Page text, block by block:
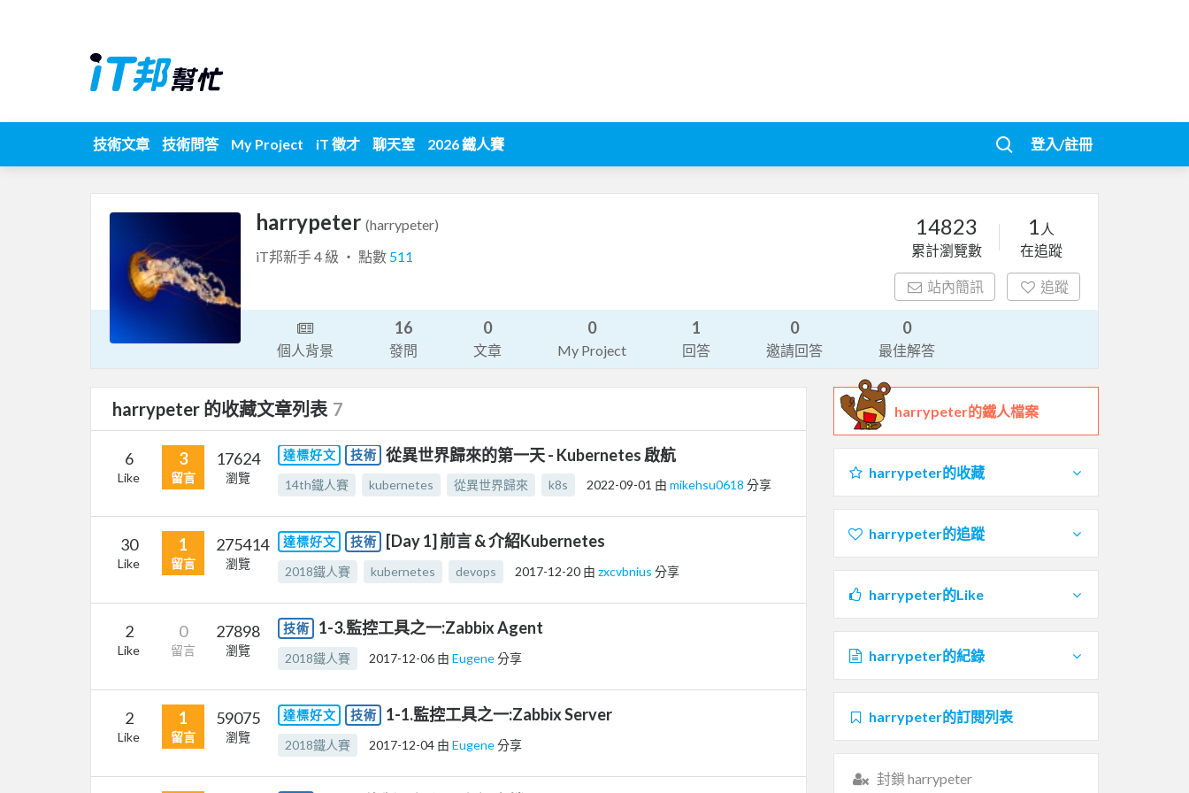
技術文章 技術問答 My Project iT 徵才 聊天室 2026 鐵人賽 登入/註冊
harrypeter (harrypeter)
iT邦新手 4 級 ‧ 點數 511
14823
累計瀏覽數
1 人
在追蹤
站內簡訊 追蹤
個人背景
16
發問
0
文章
0
My Project
1
回答
0
邀請回答
0
最佳解答
harrypeter 的收藏文章列表 7
6
Like
3
留言
17624
瀏覽
達標好文 技術 從異世界歸來的第一天 - Kubernetes 啟航
14th鐵人賽 kubernetes 從異世界歸來 k8s 2022-09-01 由 mikehsu0618 分享
30
Like
1
留言
275414
瀏覽
達標好文 技術 [Day 1] 前言 & 介紹Kubernetes
2018鐵人賽 kubernetes devops 2017-12-20 由 zxcvbnius 分享
2
Like
0
留言
27898
瀏覽
技術 1-3.監控工具之一:Zabbix Agent
2018鐵人賽 2017-12-06 由 Eugene分享
2
Like
1
留言
59075
瀏覽
達標好文 技術 1-1.監控工具之一:Zabbix Server
2018鐵人賽 2017-12-04 由 Eugene分享
harrypeter的鐵人檔案
harrypeter的收藏
harrypeter的追蹤
harrypeter的Like
harrypeter的紀錄
harrypeter的訂閱列表
封鎖 harrypeter